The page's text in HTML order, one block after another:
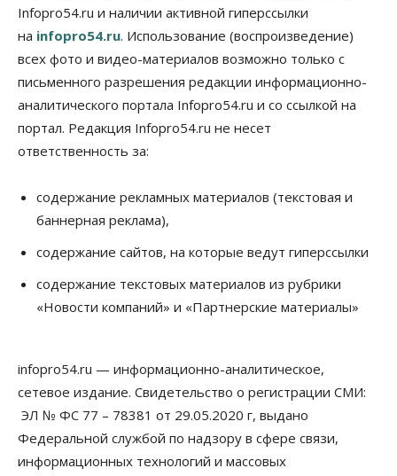
Недвижимость
Новосибирску нужны яркие объекты и
градообразующие общественные здания
10 Августа 2026, 14:30
Общество
Предложения по строительству частных
бомбоубежищ появились на российском рынке
10 Августа 2026, 14:00
Бизнес Общество
В Новосибирске сформировалось
профессиональное сообщество стендап-комиков
Недвижимость
Антон Рехтин: Вместе строим будущее
10 Августа 2026, 13:15
Цены в ресторанах Новосибирска выросли на 8%
10 Августа 2026, 13:00
Духовная и медицинская помощь: корабль-
церковь посетит 50 поселений Новосибирской
области
Infopro54.ru и наличии активной гиперссылки
на infopro54.ru. Использование (воспроизведение)
всех фото и видео-материалов возможно только с
письменного разрешения редакции информационно-
аналитического портала Infopro54.ru и со ссылкой на
портал. Редакция Infopro54.ru не несет
ответственность за:
содержание рекламных материалов (текстовая и
баннерная реклама),
содержание сайтов, на которые ведут гиперссылки
содержание текстовых материалов из рубрики
«Новости компаний» и «Партнерские материалы»
infopro54.ru — информационно-аналитическое,
сетевое издание. Свидетельство о регистрации СМИ:
ЭЛ № ФС 77 – 78381 от 29.05.2020 г, выдано
Федеральной службой по надзору в сфере связи,
информационных технологий и массовых